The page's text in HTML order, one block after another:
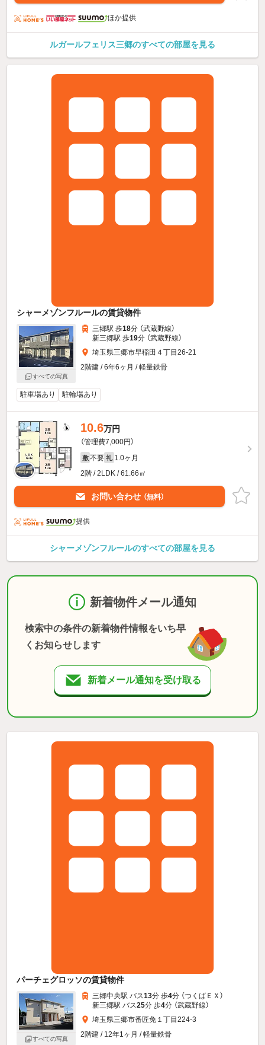
ほか提供
ルガールフェリス三郷のすべての部屋を見る
シャーメゾンフルールの賃貸物件
すべての写真
三郷駅 歩18分 （武蔵野線）
新三郷駅 歩19分 （武蔵野線）
埼玉県三郷市早稲田４丁目26-21
2階建 / 6年6ヶ月 / 軽量鉄骨
駐車場あり 駐輪場あり
10.6万円
（管理費7,000円）
敷 不要 礼 1.0ヶ月
2階 / 2LDK / 61.66㎡
お問い合わせ （無料）
提供
シャーメゾンフルールのすべての部屋を見る
新着物件メール通知
検索中の条件の新着物件情報をいち早
くお知らせします
新着メール通知を受け取る
パーチェグロッソの賃貸物件
すべての写真
三郷中央駅 バス13分 歩4分 （つくばＥＸ）
新三郷駅 バス25分 歩4分 （武蔵野線）
埼玉県三郷市番匠免１丁目224-3
2階建 / 12年1ヶ月 / 軽量鉄骨